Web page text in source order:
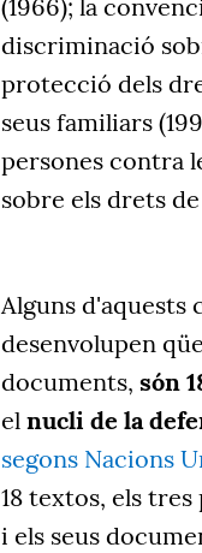
(1966); la
discriminació
protecció dels
seus familiars
persones contra
sobre els drets
Alguns d'aquests
desenvolupen
documents, són
el nucli de la
segons Nacions
18 textos, els
i els seus